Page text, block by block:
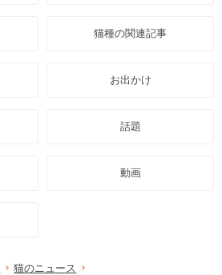
猫種の関連記事
お出かけ
話題
動画
猫のニュース